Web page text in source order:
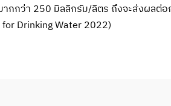
ากกว่า 250 มิลลิกรัม/ลิตร ถึงจะส่งผลต่
for Drinking Water 2022)